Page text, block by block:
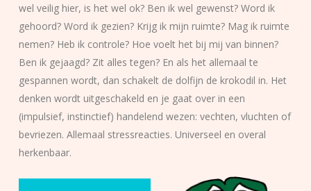
wel veilig hier, is het wel ok? Ben ik wel gewenst? Word ik
gehoord? Word ik gezien? Krijg ik mijn ruimte? Mag ik ruimte
nemen? Heb ik controle? Hoe voelt het bij mij van binnen?
Ben ik gejaagd? Zit alles tegen? En als het allemaal te
gespannen wordt, dan schakelt de dolfijn de krokodil in. Het
denken wordt uitgeschakeld en je gaat over in een
(impulsief, instinctief) handelend wezen: vechten, vluchten of
bevriezen. Allemaal stressreacties. Universeel en overal
herkenbaar.